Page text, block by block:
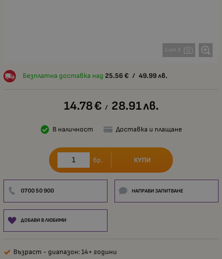
1 от 3
Безплатна доставка над 25.56 € / 49.99 лв.
14.78€ / 28.91лв.
В наличност Доставка и плащане
бр. КУПИ
0700 50 900 НАПРАВИ ЗАПИТВАНЕ
ДОБАВИ В ЛЮБИМИ
Възраст - диапазон: 14+ години